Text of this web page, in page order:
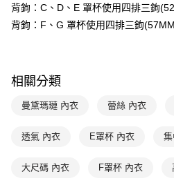
時審查核予不同之上限額度；若仍有額度
請求用戶進行身份認證。
５．嚴禁一人註冊多個帳號或使用他人資
離島宅配
每筆NT$150，滿NT$2,000(含以上)免
背鉤：C、D、E 罩杯使用四排三鉤
背鉤：F、G 罩杯使用四排三鉤
相關分類
曼黛瑪璉 內衣 蕾絲 內衣
透氣 內衣 E罩杯 內衣
大尺碼 內衣 F罩杯 內衣